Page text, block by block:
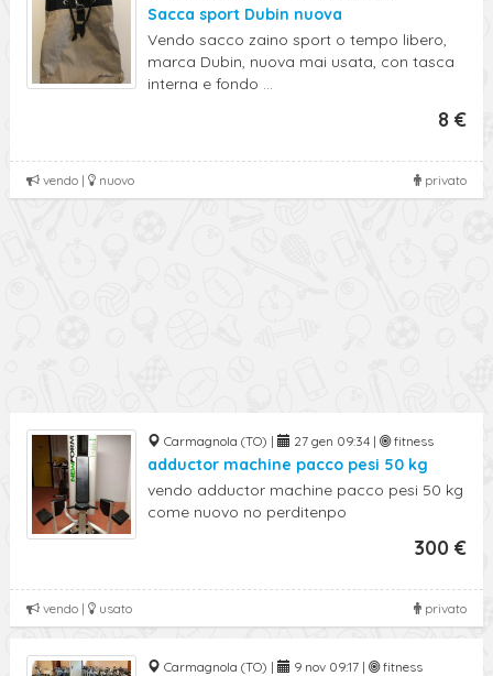
Sacca sport Dubin nuova
Vendo sacco zaino sport o tempo libero,
marca Dubin, nuova mai usata, con tasca
interna e fondo ...
8 €
privato
vendo | nuovo
Carmagnola (TO) | 27 gen 09:34 | fitness
adductor machine pacco pesi 50 kg
vendo adductor machine pacco pesi 50 kg
come nuovo no perditenpo
300 €
privato
vendo | usato
Carmagnola (TO) | 9 nov 09:17 | fitness